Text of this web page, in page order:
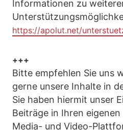
Informationen zu
https://apolut.net/
+++
Bitte empfehlen Sie uns
gerne unsere Inhalte in
Sie haben hiermit unser
Beiträge in Ihren
Media- und Video-